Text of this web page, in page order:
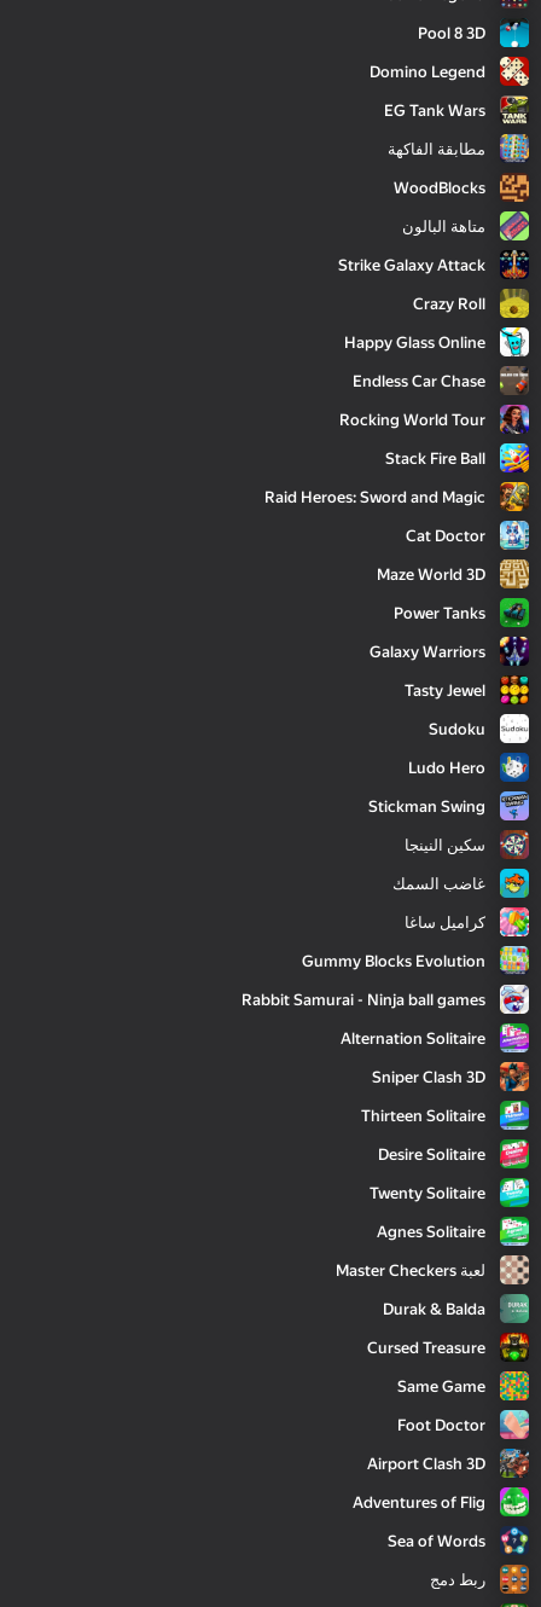
Pool 8 3D
Domino Legend
EG Tank Wars
مطابقة الفاكهة
WoodBlocks
متاهة البالون
Strike Galaxy Attack
Crazy Roll
Happy Glass Online
Endless Car Chase
Rocking World Tour
Stack Fire Ball
Raid Heroes: Sword and Magic
Cat Doctor
Maze World 3D
Power Tanks
Galaxy Warriors
Tasty Jewel
Sudoku
Ludo Hero
Stickman Swing
سكين النينجا
غاضب السمك
كراميل ساغا
Gummy Blocks Evolution
Rabbit Samurai - Ninja ball games
Alternation Solitaire
Sniper Clash 3D
Thirteen Solitaire
Desire Solitaire
Twenty Solitaire
Agnes Solitaire
لعبة Master Checkers
Durak & Balda
Cursed Treasure
Same Game
Foot Doctor
Airport Clash 3D
Adventures of Flig
Sea of Words
ربط دمج